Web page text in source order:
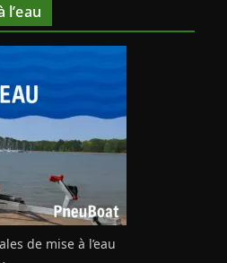
l’eau
de mise à l’eau